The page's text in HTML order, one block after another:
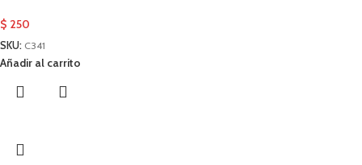
$ 250
SKU: C341
Añadir al carrito